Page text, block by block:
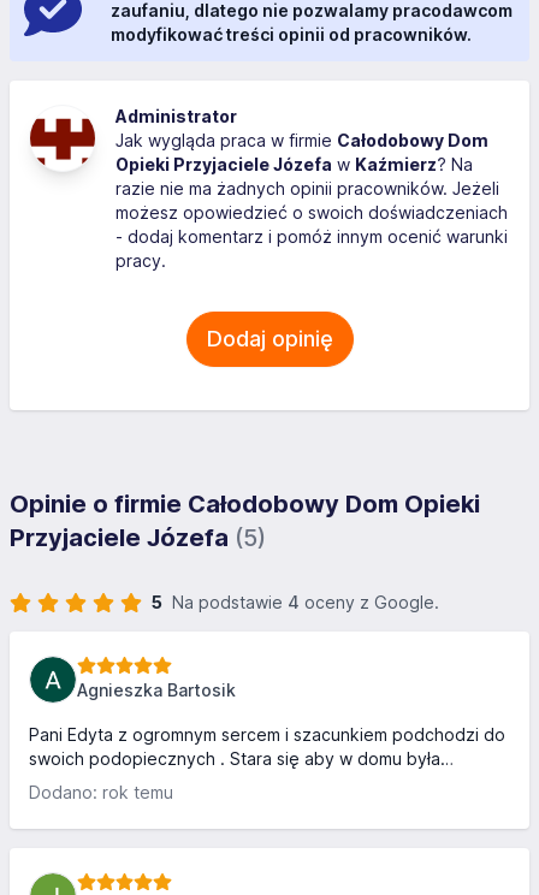
zaufaniu, dlatego nie pozwalamy pracodawcom
modyfikować treści opinii od pracowników.
Administrator
Jak wygląda praca w firmie Całodobowy Dom
Opieki Przyjaciele Józefa w Kaźmierz? Na
razie nie ma żadnych opinii pracowników. Jeżeli
możesz opowiedzieć o swoich doświadczeniach
- dodaj komentarz i pomóż innym ocenić warunki
pracy.
Dodaj opinię
Opinie o firmie Całodobowy Dom Opieki
Przyjaciele Józefa (5)
5 Na podstawie 4 oceny z Google.
Agnieszka Bartosik
Pani Edyta z ogromnym sercem i szacunkiem podchodzi do
swoich podopiecznych . Stara się aby w domu była
rodzinna atmosfera . Podopieczni leżący są zadbani ,
odżywianie . Z całego serca dziękuję z opiekę nad tatą w
Dodano: rok temu